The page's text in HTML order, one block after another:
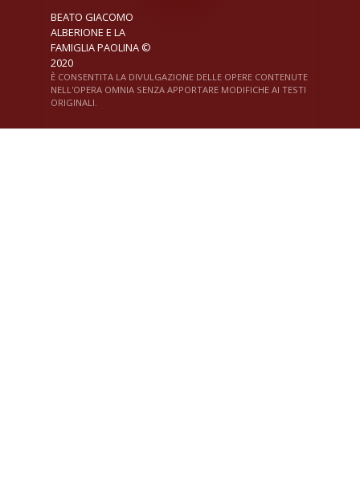
BEATO GIACOMO
ALBERIONE E LA
FAMIGLIA PAOLINA ©
2020
È CONSENTITA LA DIVULGAZIONE DELLE OPERE CONTENUTE
NELL'OPERA OMNIA SENZA APPORTARE MODIFICHE AI TESTI
ORIGINALI.